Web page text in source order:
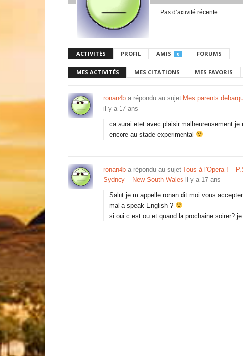
Pas d’activité récente
ACTIVITÉS PROFIL AMIS 0 FORUMS
MES ACTIVITÉS MES CITATIONS MES FAVORIS
ronan4b a répondu au sujet Mes parents
il y a 17 ans
ca aurai etet avec plaisir malheureusement
encore au stade experimental
ronan4b a répondu au sujet Tous à l'Opera ! –
Sydney – New South Wales il y a 17 ans
Salut je m appelle ronan dit moi vous
mal a speak English ?
si oui c est ou et quand la prochaine soirer?